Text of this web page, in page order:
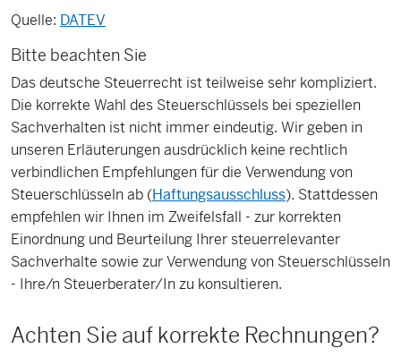
Quelle: DATEV
Bitte beachten Sie
Das deutsche Steuerrecht ist teilweise sehr kompliziert.
Die korrekte Wahl des Steuerschlüssels bei speziellen
Sachverhalten ist nicht immer eindeutig. Wir geben in
unseren Erläuterungen ausdrücklich keine rechtlich
verbindlichen Empfehlungen für die Verwendung von
Steuerschlüsseln ab (Haftungsausschluss). Stattdessen
empfehlen wir Ihnen im Zweifelsfall - zur korrekten
Einordnung und Beurteilung Ihrer steuerrelevanter
Sachverhalte sowie zur Verwendung von Steuerschlüsseln
- Ihre/n Steuerberater/In zu konsultieren.
Achten Sie auf korrekte Rechnungen?